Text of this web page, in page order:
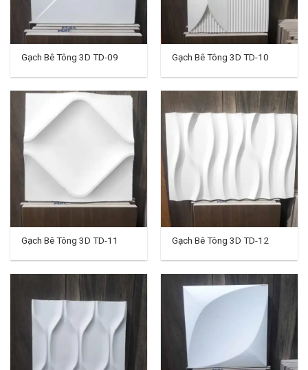
Gạch Bê Tông 3D TD-09 Gạch Bê Tông 3D TD-10
Gạch Bê Tông 3D TD-11 Gạch Bê Tông 3D TD-12